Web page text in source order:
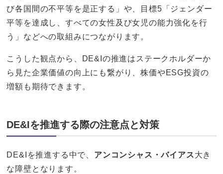
び各国間の不平等を是正する」や、目標5「ジェンダー
平等を達成し、すべての女性及び女児の能力強化を行
う」などへの取組みにつながります。
こうした観点から、DE&Iの推進はステークホルダーか
ら見た企業価値の向上にも繋がり、株価やESG投資の
増額も期待できます。
DE&Iを推進する際の注意点と対策
DE&Iを推進する中で、 アンコンシャス・バイアス大き
な障壁となります。